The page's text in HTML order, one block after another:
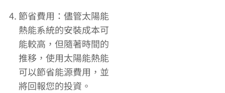
節省費用：儘管太陽能
熱能系統的安裝成本可
能較高，但隨著時間的
推移，使用太陽能熱能
可以節省能源費用，並
將回報您的投資。